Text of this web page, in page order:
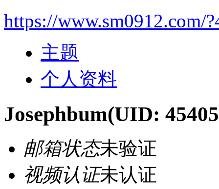
https://www.sm0912.com/
主题
个人资料
Josephbum(UID:
邮箱状态未验证
视频认证未认证